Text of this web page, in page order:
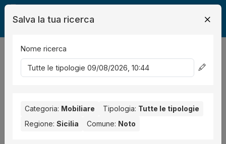
Legalmente Mobili
risultati Ordina per
risultato per la Provincia selezionata:Siracusa.
Prova a modificare i parametri di ricerca:
Salva la tua ricerca
Nome ricerca
Categoria: Mobiliare Tipologia: Tutte le tipologie
Regione: Sicilia Comune: Noto